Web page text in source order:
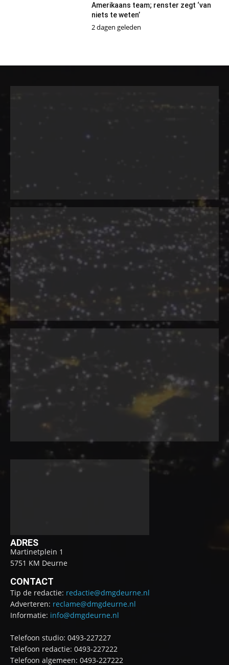
Amerikaans team; renster zegt ‘van
niets te weten’
2 dagen geleden
ADRES
Martinetplein 1
5751 KM Deurne
CONTACT
Tip de redactie: redactie@dmgdeurne.nl
Adverteren: reclame@dmgdeurne.nl
Informatie: info@dmgdeurne.nl
Telefoon studio: 0493-227227
Telefoon redactie: 0493-227222
Telefoon algemeen: 0493-227222